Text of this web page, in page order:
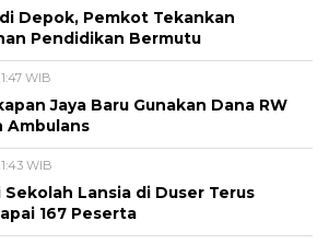
Depok, Pemkot Tekankan
Pendidikan Bermutu
WIB
Jaya Baru Gunakan Dana RW
Ambulans
WIB
Lansia di Duser Terus
167 Peserta